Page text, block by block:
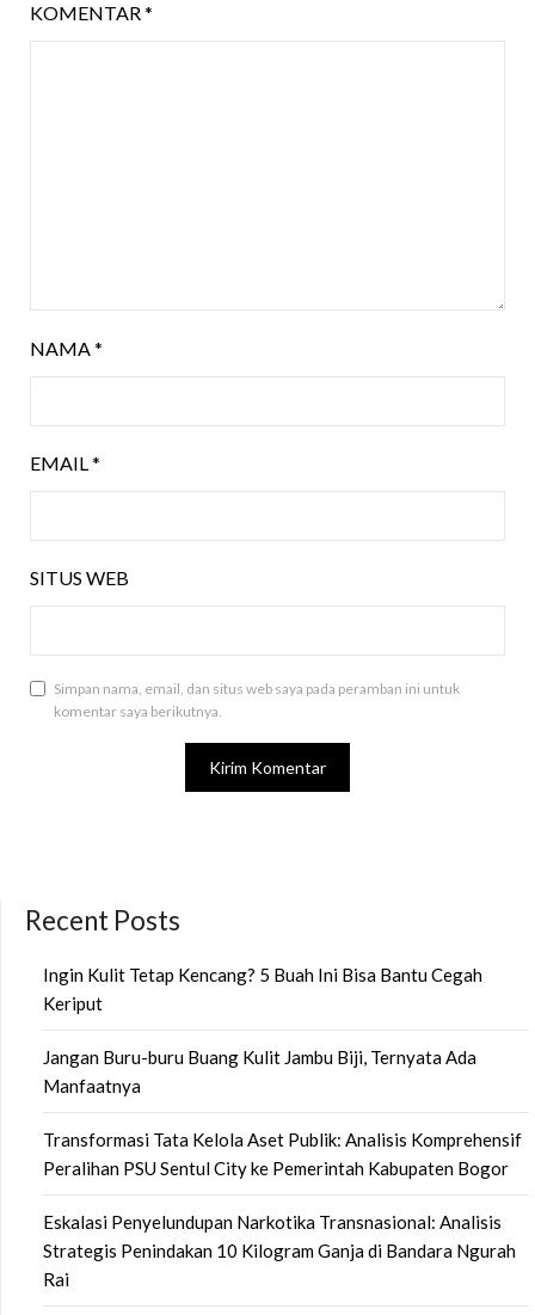
KOMENTAR*
NAMA*
EMAIL*
SITUS WEB
Simpan nama, email, dan situs web saya pada peramban ini untuk
komentar saya berikutnya.
Recent Posts
Ingin Kulit Tetap Kencang? 5 Buah Ini Bisa Bantu Cegah
Keriput
Jangan Buru-buru Buang Kulit Jambu Biji, Ternyata Ada
Manfaatnya
Transformasi Tata Kelola Aset Publik: Analisis Komprehensif
Peralihan PSU Sentul City ke Pemerintah Kabupaten Bogor
Eskalasi Penyelundupan Narkotika Transnasional: Analisis
Strategis Penindakan 10 Kilogram Ganja di Bandara Ngurah
Rai